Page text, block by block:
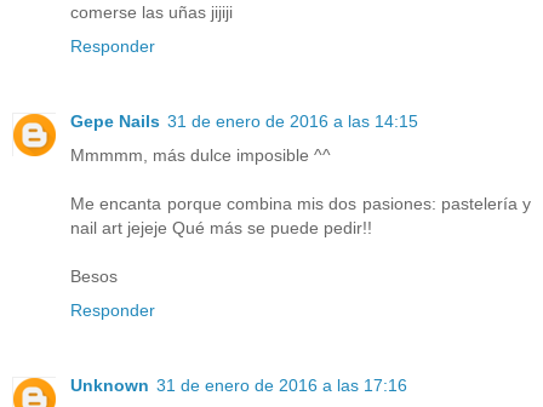
comerse las uñas jijiji
Responder
Gepe Nails 31 de enero de 2016 a las 14:15
Mmmmm, más dulce imposible ^^
Me encanta porque combina mis dos pasiones: pastelería y
nail art jejeje Qué más se puede pedir!!
Besos
Responder
Unknown 31 de enero de 2016 a las 17:16